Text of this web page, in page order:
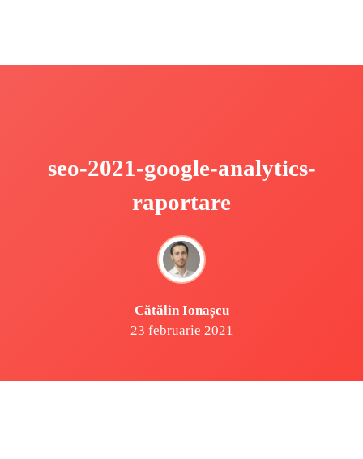
seo-2021-google-analytics-
raportare
Cătălin Ionașcu
23 februarie 2021